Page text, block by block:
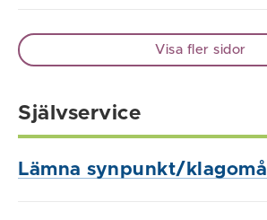
Visa fler sidor
Självservice
Lämna synpunkt/klagomål